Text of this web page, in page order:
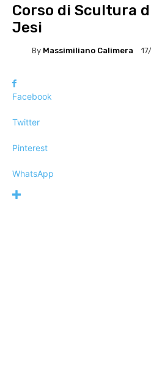
Corso di Scultura
Jesi
By Massimiliano Calimera
Facebook
Twitter
Pinterest
WhatsApp